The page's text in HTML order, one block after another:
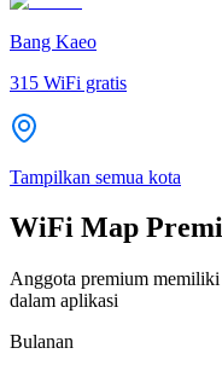
Bang Kaeo
315 WiFi gratis
Tampilkan semua kota
WiFi Map
Anggota premium
dalam aplikasi
Bulanan